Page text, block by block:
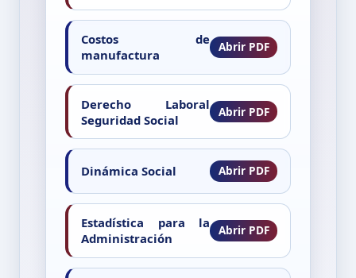
Costos de
manufactura
Derecho Laboral
Seguridad Social
Dinámica Social
Estadística para la
Administración